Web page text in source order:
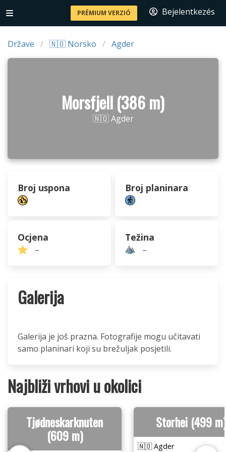
PRÉMIUM VERZIÓ Bejelentkezés
Države 🇳🇴 Norsko Agder
Morsfjell (386 m)
🇳🇴 Agder
Broj uspona Broj planinara
Ocjena
–
Težina
–
Galerija
Galerija je još prazna. Fotografije mogu učitavati
samo planinari koji su brežuljak posjetili.
Najbliži vrhovi u okolici
Tjødneskarknuten
(609 m)
Storhei (499 m)
🇳🇴 Agder